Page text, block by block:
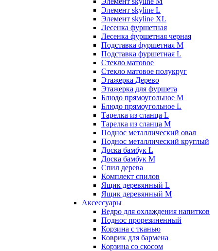
Элемент skyline L
Элемент skyline XL
Лесенка фуршетная
Лесенка фуршетная черная
Подставка фуршетная M
Подставка фуршетная L
Стекло матовое
Стекло матовое полукруг
Этажерка Дерево
Этажерка для фуршета
Блюдо прямоугольное M
Блюдо прямоугольное L
Тарелка из сланца L
Тарелка из сланца M
Поднос металлический овал
Поднос металлический круглый
Доска бамбук L
Доска бамбук M
Спил дерева
Комплект спилов
Ящик деревянный L
Ящик деревянный M
Аксессуары
Ведро для охлаждения напитков
Поднос прорезиненный
Корзина с тканью
Коврик для бармена
Корзина со скосом